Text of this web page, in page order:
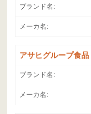
ブランド名:
メーカ名:
アサヒグループ食
ブランド名:
メーカ名: